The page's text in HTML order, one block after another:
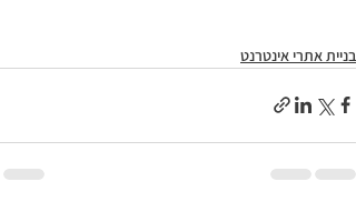
בניית אתרי אינטרנט